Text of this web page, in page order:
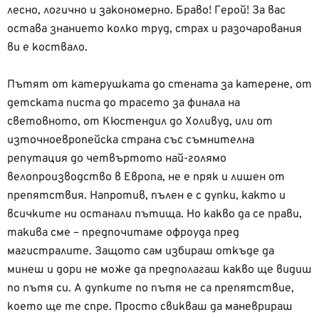
лесно, логично и закономерно. Браво! Герой! За вас
остава знанието колко труд, страх и разочарования
ви е коствало.
Пътят от катерушката до стената за катерене, от
детската писта до трасето за финала на
световното, от Кюстендил до Холивуд, или от
източноевропейска страна със съмнителна
репутация до четвъртото най-голямо
велопроизводство в Европа, не е пряк и лишен от
препятствия. Напротив, пълен е с дупки, както и
всичките ни останали пътища. Но какво да се прави,
такива сме – предпочитаме офроуда пред
магистралите. Защото сам избираш откъде да
минеш и дори не може да предполагаш какво ще видиш
по пътя си. А дупките по пътя не са препятствие,
което ще те спре. Просто свикваш да маневрираш